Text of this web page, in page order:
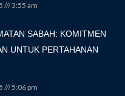
3:55 am
SABAH: KOMITMEN
UNTUK PERTAHANAN
5:06 pm